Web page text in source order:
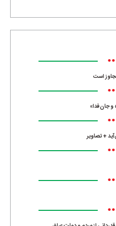
است
و جان‌فدا»
+ تصاویر